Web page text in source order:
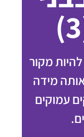
מקור
מידה
עמוקים